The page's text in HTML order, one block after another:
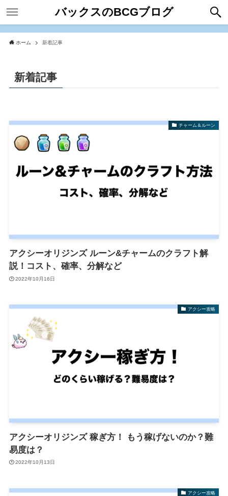
バックスのBCGブログ
ホーム 新着記事
新着記事
チャーム＆ルーン
アクシーオリジンズ ルーン&チャームのクラフト解
説！コスト、確率、分解など
2022年10月16日
アクシー攻略
アクシーオリジンズ 稼ぎ方！ もう稼げないのか？難
易度は？
2022年10月13日
アクシー攻略